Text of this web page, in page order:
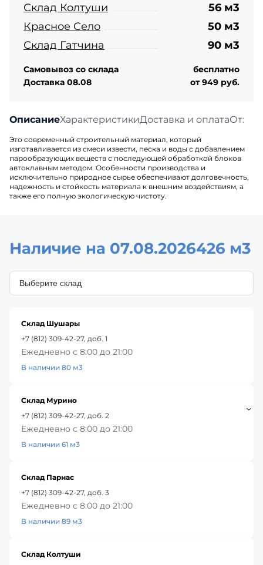
ОписаниеХарактеристикиДоставка и оплата
Это современный строительный материал, который
изготавливается из смеси извести, песка и воды с добавлением
парообразующих веществ с последующей обработкой блоков
автоклавным методом. Особенности производства и
исключительно природное сырье обеспечивают долговечность,
надежность и стойкость материала к внешним воздействиям, а
также его полную экологическую чистоту.
Склад Колтуши
56 м3
Красное Село
50 м3
Склад Гатчина
90 м3
Самовывоз со склада
бесплатно
Доставка 08.08
от 949 руб.
Наличие на 07.08.2026426 м3
Склад Шушары
+7 (812) 309-42-27, доб. 1
Ежедневно с 8:00 до 21:00
В наличии 80 м3
Склад Мурино
+7 (812) 309-42-27, доб. 2
Ежедневно с 8:00 до 21:00
В наличии 61 м3
Склад Парнас
+7 (812) 309-42-27, доб. 3
Ежедневно с 8:00 до 21:00
В наличии 89 м3
Склад Колтуши